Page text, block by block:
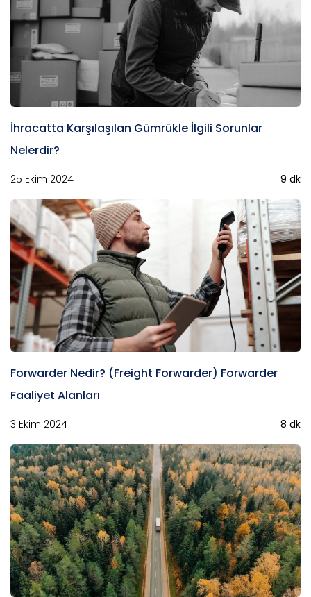
İhracatta Karşılaşılan Gümrükle İlgili Sorunlar
Nelerdir?
25 Ekim 2024 9 dk
Forwarder Nedir? (Freight Forwarder) Forwarder
Faaliyet Alanları
3 Ekim 2024 8 dk